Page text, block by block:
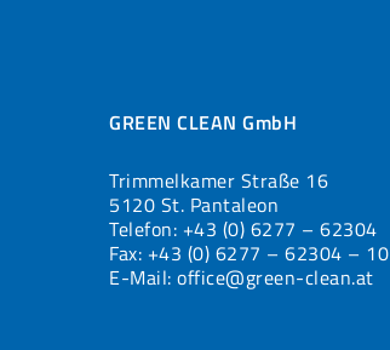
GREEN CLEAN GmbH
Trimmelkamer Straße 16
5120 St. Pantaleon
Telefon: +43 (0) 6277 – 62304
Fax: +43 (0) 6277 – 62304 – 10
E-Mail: office@green-clean.at